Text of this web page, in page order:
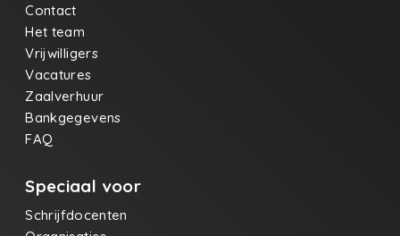
Contact
Het team
Vrijwilligers
Vacatures
Zaalverhuur
Bankgegevens
FAQ
Speciaal voor
Schrijfdocenten